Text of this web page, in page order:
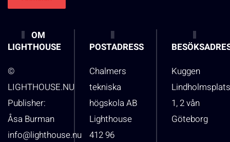
OM
LIGHTHOUSE
©
LIGHTHOUSE.NU
Publisher:
Åsa Burman
info@lighthouse.nu
POSTADRESS
Chalmers
tekniska
högskola AB
Lighthouse
412 96
Kuggen
1, 2 vån
Göteborg